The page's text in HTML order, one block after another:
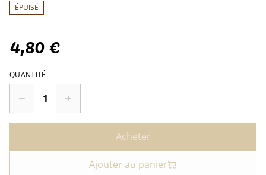
ÉPUISÉ
4,80 €
QUANTITÉ
Acheter
Ajouter au panier